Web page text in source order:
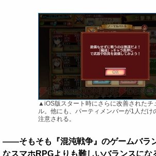
▲iOS版スタート時にさらに改善されたチ
ル。他にも、パーティメンバーが1人だけ
注意される。
――そもそも『混沌戦争』のゲームバラ
なスマホRPGよりも難しいバランスにな